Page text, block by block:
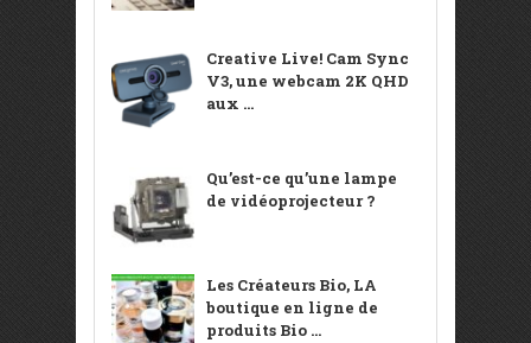
Creative Live! Cam Sync
V3, une webcam 2K QHD
aux ...
Qu’est-ce qu’une lampe
de vidéoprojecteur ?
Les Créateurs Bio, LA
boutique en ligne de
produits Bio ...